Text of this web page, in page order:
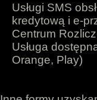
Usługi SMS
kredytową i e-
Centrum
Usługa
Orange, Play)